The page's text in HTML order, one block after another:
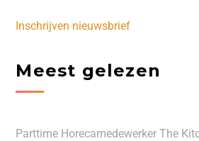
Inschrijven nieuwsbrief
Meest gelezen
Parttime Horecamedewerker The